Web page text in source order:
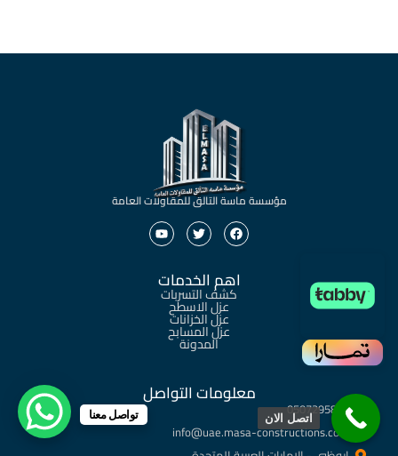
مؤسسة ماسة التالق للمقاولات العامة
اهم الخدمات
كشف التسربات
عزل الاسطح
عزل الخزانات
عزل المسابح
المدونة
معلومات التواصل
‎0507295889
info@uae.masa-constructions.com​
تواصل معنا اتصل الان